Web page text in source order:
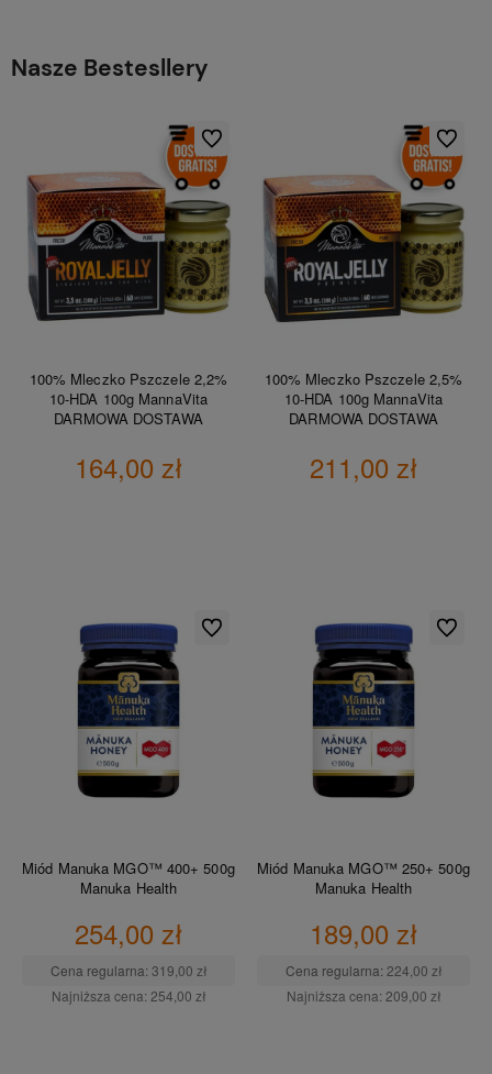
Nasze Bestesllery
100% Mleczko Pszczele 2,2%
10-HDA 100g MannaVita
DARMOWA DOSTAWA
164,00 zł
Do ulubionych
100% Mleczko Pszczele 2,5%
10-HDA 100g MannaVita
DARMOWA DOSTAWA
211,00 zł
Do
Miód Manuka MGO™ 400+ 500g
Manuka Health
254,00 zł
Cena regularna: 319,00 zł
Najniższa cena: 254,00 zł
Do ulubionych
Miód Manuka MGO™ 250+ 500g
Manuka Health
189,00 zł
Cena regularna: 224,00 zł
Najniższa cena: 209,00 zł
Do